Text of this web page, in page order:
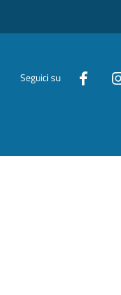
Seguici su